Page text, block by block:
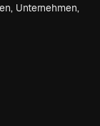
Unternehmen,